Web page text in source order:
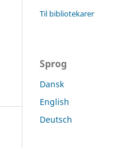
Til bibliotekarer
Sprog
Dansk
English
Deutsch